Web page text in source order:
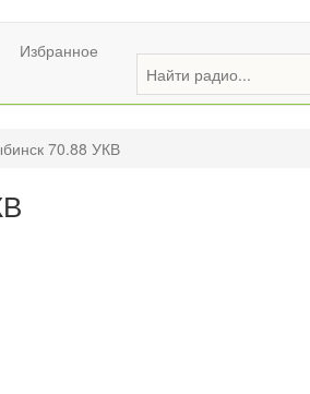
Избранное
70.88 УКВ